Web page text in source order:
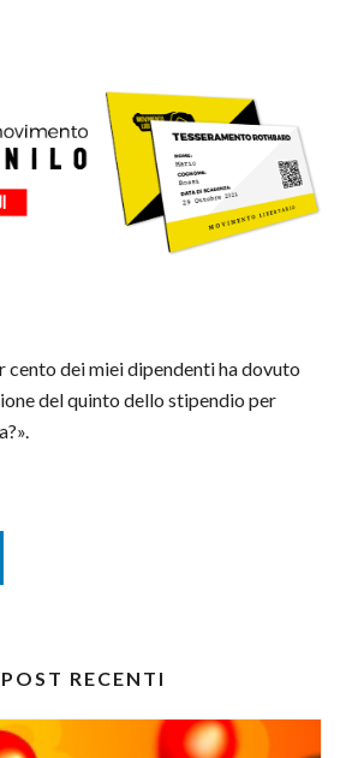
cento dei miei dipendenti ha dovuto
del quinto dello stipendio per
POST RECENTI